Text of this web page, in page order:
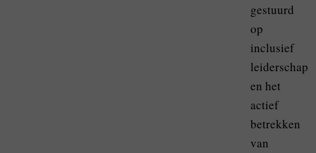
gestuurd
op
inclusief
leiderschap
en het
actief
betrekken
van